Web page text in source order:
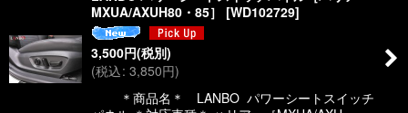
MXUA/AXUH80・85］
[WD102729]
3,500円(税別)
(税込: 3,850円)
＊商品名＊ LANBO パワーシートスイッチ